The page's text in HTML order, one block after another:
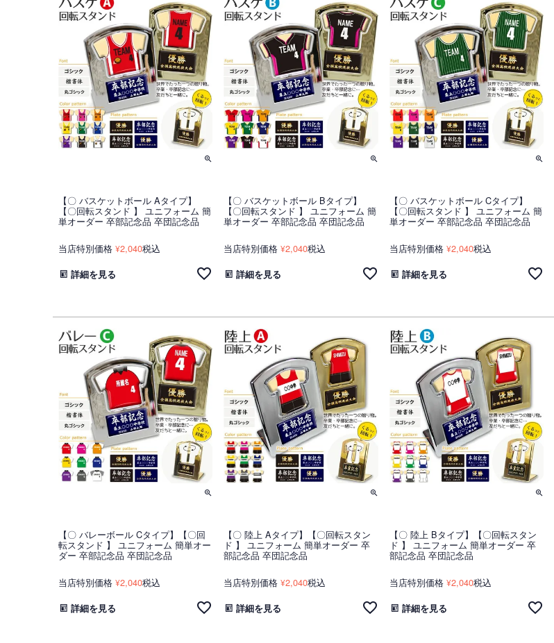
【〇 バスケットボール Aタイプ】
【〇回転スタンド 】 ユニフォーム 簡
単オーダー 卒部記念品 卒団記念品
当店特別価格 ¥2,040税込
詳細を見る
【〇 バスケットボール Bタイプ】
【〇回転スタンド 】 ユニフォーム 簡
単オーダー 卒部記念品 卒団記念品
当店特別価格 ¥2,040税込
詳細を見る
【〇 バスケットボール Cタイプ】
【〇回転スタンド 】 ユニフォーム 簡
単オーダー 卒部記念品 卒団記念品
当店特別価格 ¥2,040税込
詳細を見る
【〇 バレーボール Cタイプ】【〇回
転スタンド 】 ユニフォーム 簡単オー
ダー 卒部記念品 卒団記念品
当店特別価格 ¥2,040税込
詳細を見る
【〇 陸上 Aタイプ】【〇回転スタン
ド 】 ユニフォーム 簡単オーダー 卒
部記念品 卒団記念品
当店特別価格 ¥2,040税込
詳細を見る
【〇 陸上 Bタイプ】【〇回転スタン
ド 】 ユニフォーム 簡単オーダー 卒
部記念品 卒団記念品
当店特別価格 ¥2,040税込
詳細を見る